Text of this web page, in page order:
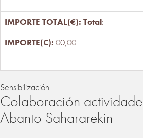
Total:
00,00
Sensibilización
Colaboración
Abanto Sahararekin